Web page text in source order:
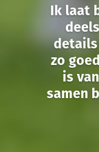
Ik laat
details
zo
is
samen